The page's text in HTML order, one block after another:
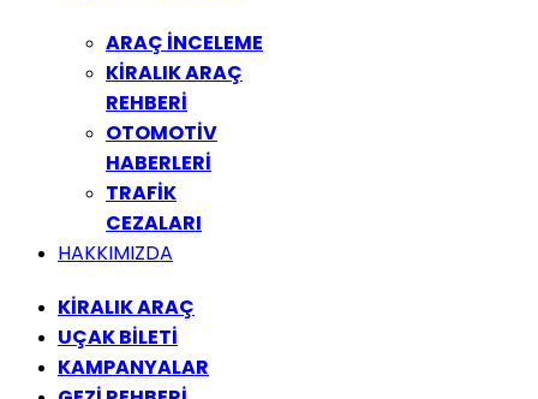
ARAÇ İNCELEME
KİRALIK ARAÇ
REHBERİ
OTOMOTİV
HABERLERİ
TRAFİK
CEZALARI
HAKKIMIZDA
KİRALIK ARAÇ
UÇAK BİLETİ
KAMPANYALAR